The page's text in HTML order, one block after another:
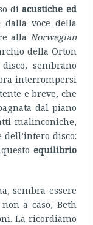
diacustiche ed
dalla voce della
alla Norwegian
della Orton
sembrano
interrompersi
e breve, che
dal piano
malinconiche,
disco:
equilibrio
sembra essere
a caso, Beth
La ricordiamo